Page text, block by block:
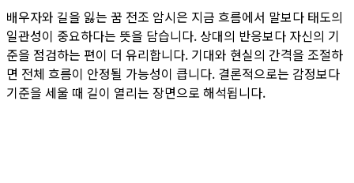
배우자와 길을 잃는 꿈 전조 암시은 지금 흐름에서 말보다 태도의
일관성이 중요하다는 뜻을 담습니다. 상대의 반응보다 자신의 기
준을 점검하는 편이 더 유리합니다. 기대와 현실의 간격을 조절하
면 전체 흐름이 안정될 가능성이 큽니다. 결론적으로는 감정보다
기준을 세울 때 길이 열리는 장면으로 해석됩니다.